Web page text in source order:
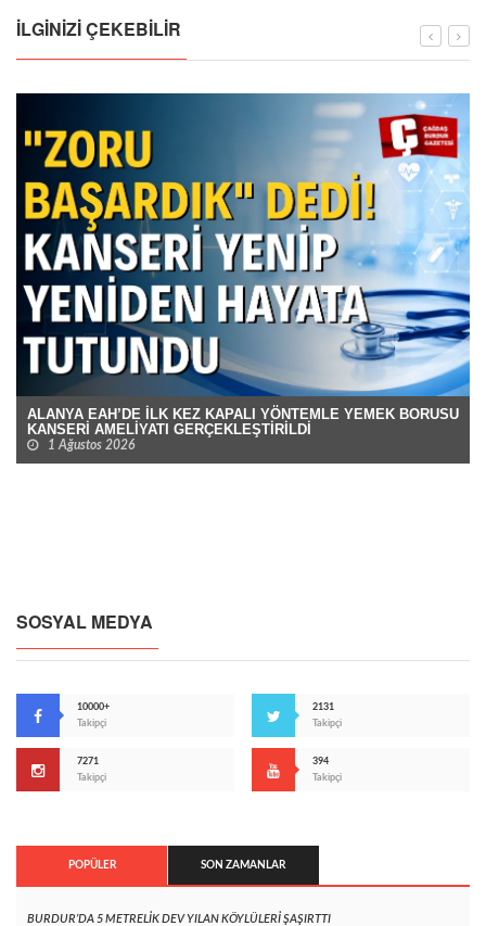
İLGINIZI ÇEKEBILIR
ALANYA EAH’DE İLK KEZ KAPALI YÖNTEMLE YEMEK BORUSU
KANSERİ AMELİYATI GERÇEKLEŞTİRİLDİ
1 Ağustos 2026
SOSYAL MEDYA
10000+
Takipçi
2131
Takipçi
7271
Takipçi
394
Takipçi
POPÜLER SON ZAMANLAR
BURDUR’DA 5 METRELİK DEV YILAN KÖYLÜLERİ ŞAŞIRTTI